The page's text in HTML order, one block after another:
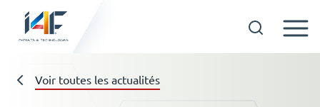
Technologies
Voir toutes les actualités